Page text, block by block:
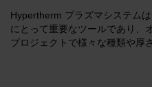
パスワード
製品
Hypertherm プラズマシステム
にとって重要なツールであり、
プロジェクトで様々な種類や厚